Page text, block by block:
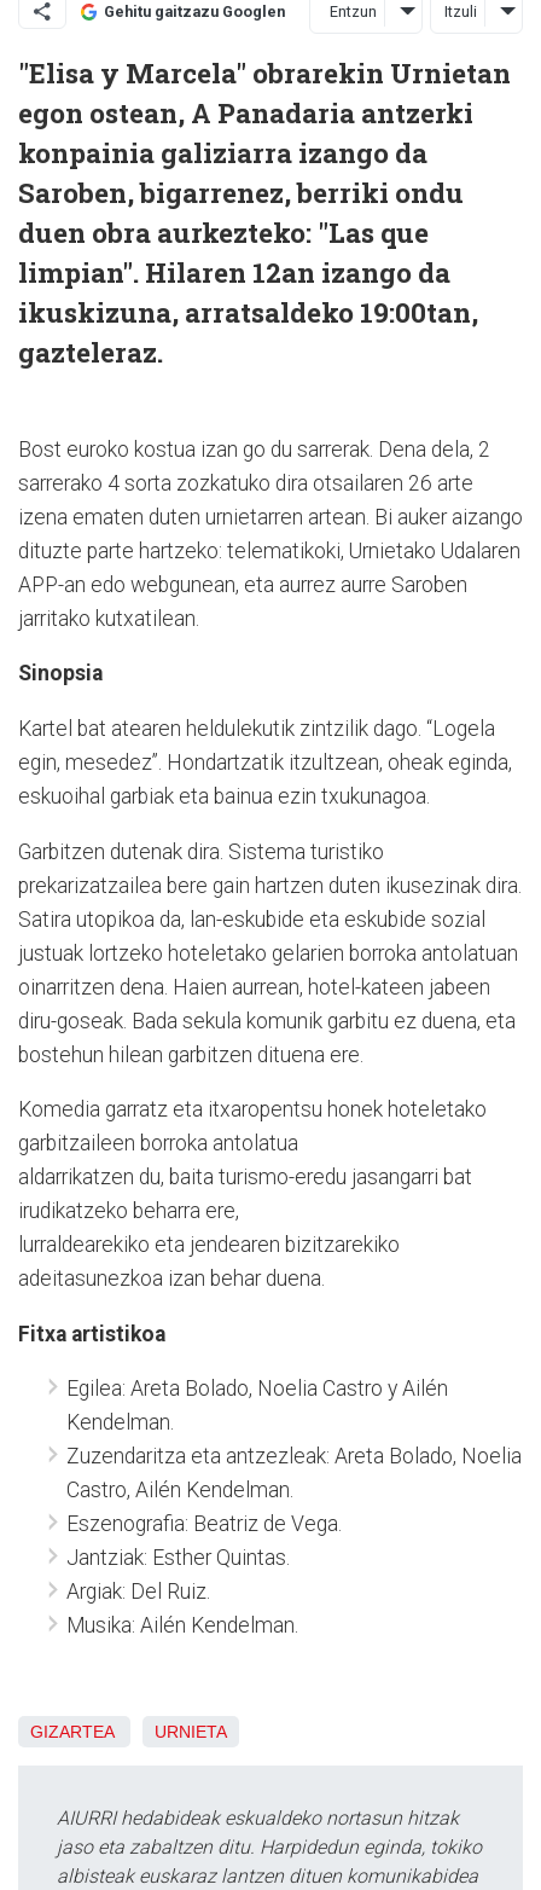
Gehitu gaitzazu Googlen Entzun Itzuli
"Elisa y Marcela" obrarekin Urnietan
egon ostean, A Panadaria antzerki
konpainia galiziarra izango da
Saroben, bigarrenez, berriki ondu
duen obra aurkezteko: "Las que
limpian". Hilaren 12an izango da
ikuskizuna, arratsaldeko 19:00tan,
gazteleraz.
Bost euroko kostua izan go du sarrerak. Dena dela, 2
sarrerako 4 sorta zozkatuko dira otsailaren 26 arte
izena ematen duten urnietarren artean. Bi auker aizango
dituzte parte hartzeko: telematikoki, Urnietako Udalaren
APP-an edo webgunean, eta aurrez aurre Saroben
jarritako kutxatilean.
Sinopsia
Kartel bat atearen heldulekutik zintzilik dago. “Logela
egin, mesedez”. Hondartzatik itzultzean, oheak eginda,
eskuoihal garbiak eta bainua ezin txukunagoa.
Garbitzen dutenak dira. Sistema turistiko
prekarizatzailea bere gain hartzen duten ikusezinak dira.
Satira utopikoa da, lan-eskubide eta eskubide sozial
justuak lortzeko hoteletako gelarien borroka antolatuan
oinarritzen dena. Haien aurrean, hotel-kateen jabeen
diru-goseak. Bada sekula komunik garbitu ez duena, eta
bostehun hilean garbitzen dituena ere.
Komedia garratz eta itxaropentsu honek hoteletako
garbitzaileen borroka antolatua
aldarrikatzen du, baita turismo-eredu jasangarri bat
irudikatzeko beharra ere,
lurraldearekiko eta jendearen bizitzarekiko
adeitasunezkoa izan behar duena.
Fitxa artistikoa
Egilea: Areta Bolado, Noelia Castro y Ailén
Kendelman.
Zuzendaritza eta antzezleak: Areta Bolado, Noelia
Castro, Ailén Kendelman.
Eszenografia: Beatriz de Vega.
Jantziak: Esther Quintas.
Argiak: Del Ruiz.
Musika: Ailén Kendelman.
GIZARTEA URNIETA
AIURRI hedabideak eskualdeko nortasun hitzak
jaso eta zabaltzen ditu. Harpidedun eginda, tokiko
albisteak euskaraz lantzen dituen komunikabidea